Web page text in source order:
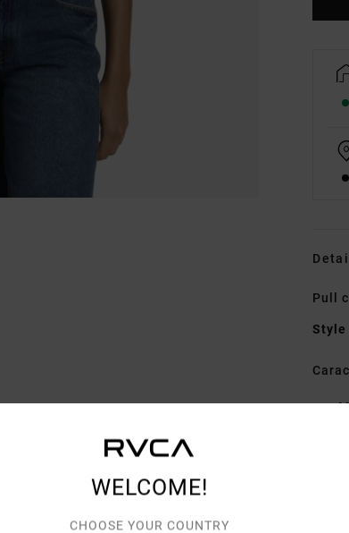
Pull
Style
WELCOME!
CHOOSE YOUR COUNTRY